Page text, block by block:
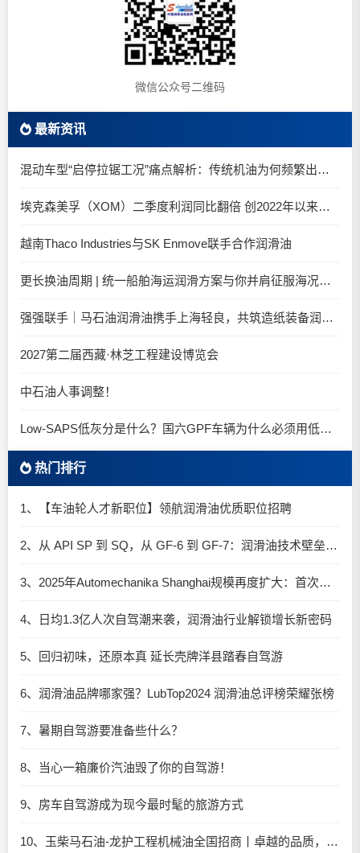
微信公众号二维码
最新资讯
混动车型“启停拉锯工况”痛点解析：传统机油为何频繁出现油泥堆积？
埃克森美孚（XOM）二季度利润同比翻倍 创2022年以来新高
越南Thaco Industries与SK Enmove联手合作润滑油
更长换油周期 | 统一船舶海运润滑方案与你并肩征服海况运维考验
强强联手｜马石油润滑油携手上海轻良，共筑造纸装备润滑新生态
2027第二届西藏·林芝工程建设博览会
中石油人事调整！
Low-SAPS低灰分是什么？国六GPF车辆为什么必须用低灰油
热门排行
1、【车油轮人才新职位】领航润滑油优质职位招聘
2、从 API SP 到 SQ，从 GF-6 到 GF-7：润滑油技术壁垒再升高，你准备好了吗？
3、2025年Automechanika Shanghai规模再度扩大：首次启用国家会展中心（上海）全部15个展馆
4、日均1.3亿人次自驾潮来袭，润滑油行业解锁增长新密码​
5、回归初味，还原本真 延长壳牌洋县踏春自驾游
6、润滑油品牌哪家强？LubTop2024 润滑油总评榜荣耀张榜
7、暑期自驾游要准备些什么？
8、当心一箱廉价汽油毁了你的自驾游！
9、房车自驾游成为现今最时髦的旅游方式
10、玉柴马石油-龙护工程机械油全国招商丨卓越的品质，专业的品牌！